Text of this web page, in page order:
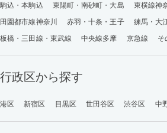
駒込・本駒込
東陽町・南砂町・大島 東横線神
田園都市線神奈川
赤羽・十条・王子
練馬・大
板橋・三田線・東武線
中央線多摩 京急線 そ
行政区から探す
港区 新宿区 目黒区 世田谷区 渋谷区 中